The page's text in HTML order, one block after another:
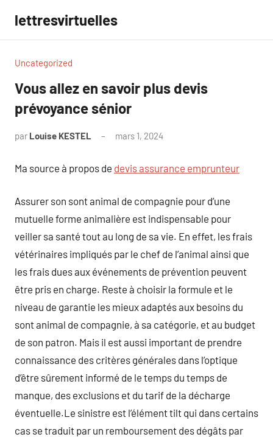
contenu
lettresvirtuelles
Uncategorized
Vous allez en savoir plus devis
prévoyance sénior
par Louise KESTEL mars 1, 2024
Ma source à propos de devis assurance emprunteur
Assurer son sont animal de compagnie pour d’une
mutuelle forme animalière est indispensable pour
veiller sa santé tout au long de sa vie. En effet, les frais
vétérinaires impliqués par le chef de l’animal ainsi que
les frais dues aux événements de prévention peuvent
être pris en charge. Reste à choisir la formule et le
niveau de garantie les mieux adaptés aux besoins du
sont animal de compagnie, à sa catégorie, et au budget
de son patron. Mais il est aussi important de prendre
connaissance des critères générales dans l’optique
d’être sûrement informé de le temps du temps de
manque, des exclusions et du tarif de la décharge
éventuelle.Le sinistre est l’élément tilt qui dans certains
cas se traduit par un remboursement des dégâts par